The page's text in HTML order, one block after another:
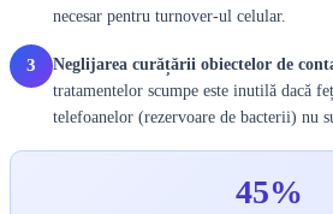
necesar pentru turnover-ul celular.
3 Neglijarea curățării obiectelor de
tratamentelor scumpe este inutilă dacă
telefoanelor (rezervoare de bacterii) nu
45%